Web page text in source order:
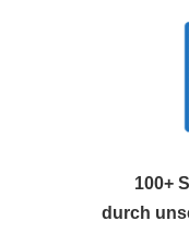
100+
durch